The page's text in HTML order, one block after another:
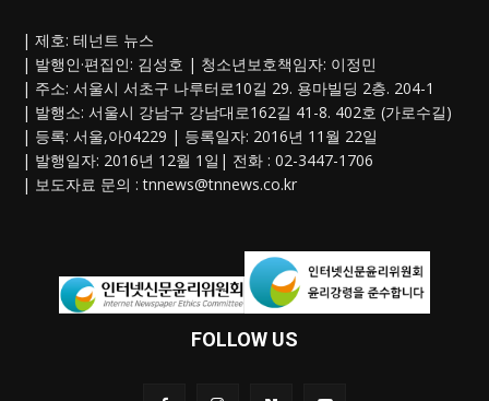
| 제호: 테넌트 뉴스
| 발행인·편집인: 김성호 | 청소년보호책임자: 이정민
| 주소: 서울시 서초구 나루터로10길 29. 용마빌딩 2층. 204-1
| 발행소: 서울시 강남구 강남대로162길 41-8. 402호 (가로수길)
| 등록: 서울,아04229 | 등록일자: 2016년 11월 22일
| 발행일자: 2016년 12월 1일| 전화 : 02-3447-1706
| 보도자료 문의 :tnnews@tnnews.co.kr
FOLLOW US